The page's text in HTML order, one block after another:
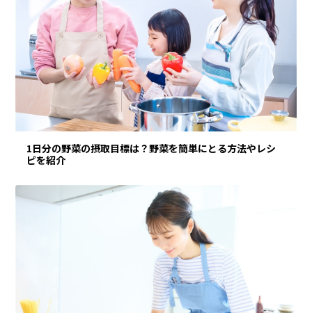
1日分の野菜の摂取目標は？野菜を簡単にとる方法やレシ
ピを紹介